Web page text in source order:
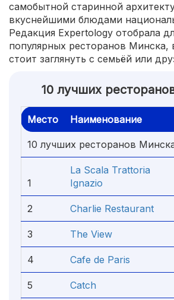
самобытной старинной
вкуснейшими блюдами
Редакция Expertology отобрала
популярных ресторанов Минска,
стоит заглянуть с семьёй или
10 лучших
Место Наименование
10 лучших ресторанов
1
La Scala Trattoria
Ignazio
2 Charlie Restaurant
3 The View
4 Cafe de Paris
5 Catch